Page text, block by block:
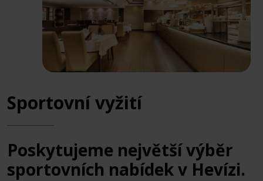
Sportovní vyžití
Poskytujeme největší výběr
sportovních nabídek v Hevízi.